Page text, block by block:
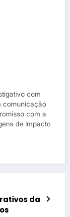
com
comunicação
com a
de impacto
da